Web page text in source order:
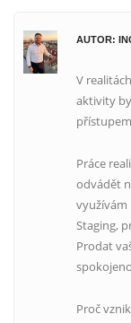
AUTOR:
V
aktivity
Práce
odvádět
Staging,
Prodat
Proč